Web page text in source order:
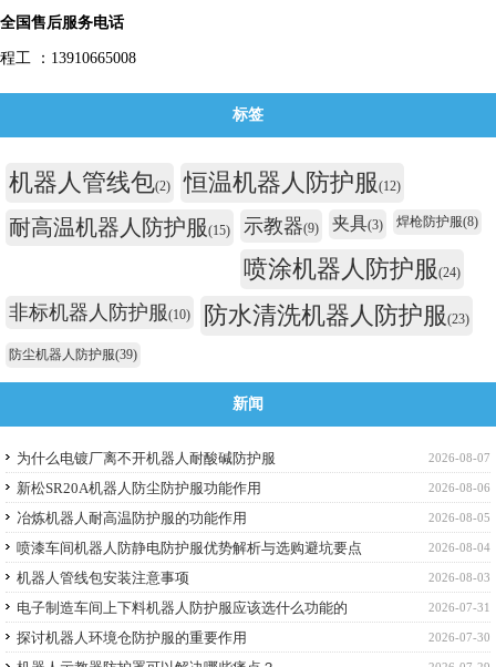
全国售后服务电话
程工 ：13910665008
标签
机器人管线包(2) 恒温机器人防护服(12)
耐高温机器人防护服(15) 示教器(9) 夹具(3) 焊枪防护服(8)
喷涂机器人防护服(24)
非标机器人防护服(10) 防水清洗机器人防护服(23)
防尘机器人防护服(39)
新闻
2026-08-07
为什么电镀厂离不开机器人耐酸碱防护服
2026-08-06
新松SR20A机器人防尘防护服功能作用
2026-08-05
冶炼机器人耐高温防护服的功能作用
2026-08-04
喷漆车间机器人防静电防护服优势解析与选购避坑要点
2026-08-03
机器人管线包安装注意事项
2026-07-31
电子制造车间上下料机器人防护服应该选什么功能的
2026-07-30
探讨机器人环境仓防护服的重要作用